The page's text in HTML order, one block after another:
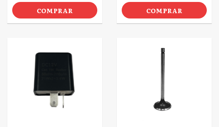
COMPRAR COMPRAR